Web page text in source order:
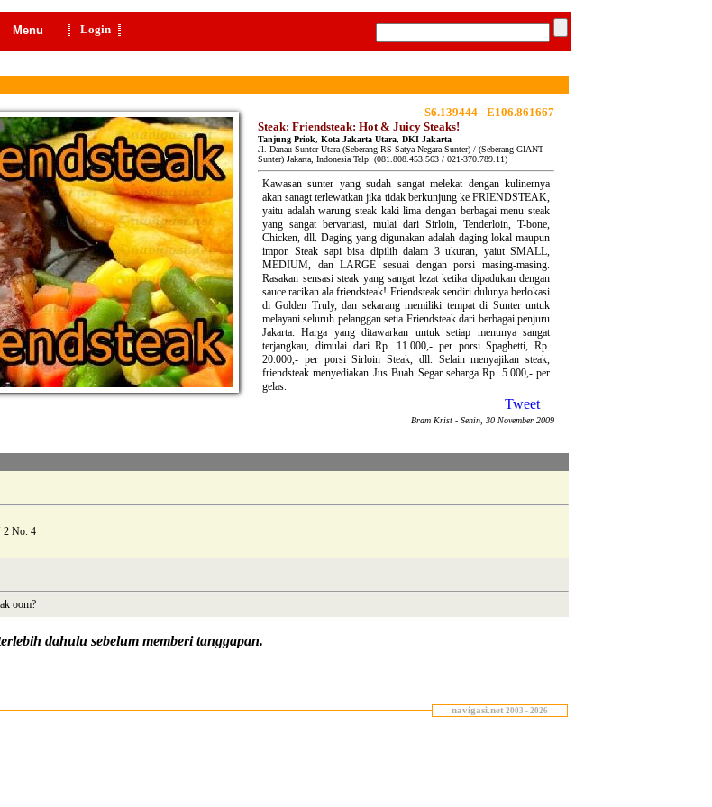
Menu Login
S6.139444 - E106.861667
Steak: Friendsteak: Hot & Juicy Steaks!
Tanjung Priok, Kota Jakarta Utara, DKI Jakarta
Jl. Danau Sunter Utara (Seberang RS Satya Negara Sunter) / (Seberang GIANT
Sunter) Jakarta, Indonesia Telp: (081.808.453.563 / 021-370.789.11)
Kawasan sunter yang sudah sangat melekat dengan kulinernya
akan sanagt terlewatkan jika tidak berkunjung ke FRIENDSTEAK,
yaitu adalah warung steak kaki lima dengan berbagai menu steak
yang sangat bervariasi, mulai dari Sirloin, Tenderloin, T-bone,
Chicken, dll. Daging yang digunakan adalah daging lokal maupun
impor. Steak sapi bisa dipilih dalam 3 ukuran, yaiut SMALL,
MEDIUM, dan LARGE sesuai dengan porsi masing-masing.
Rasakan sensasi steak yang sangat lezat ketika dipadukan dengan
sauce racikan ala friendsteak! Friendsteak sendiri dulunya berlokasi
di Golden Truly, dan sekarang memiliki tempat di Sunter untuk
melayani seluruh pelanggan setia Friendsteak dari berbagai penjuru
Jakarta. Harga yang ditawarkan untuk setiap menunya sangat
terjangkau, dimulai dari Rp. 11.000,- per porsi Spaghetti, Rp.
20.000,- per porsi Sirloin Steak, dll. Selain menyajikan steak,
friendsteak menyediakan Jus Buah Segar seharga Rp. 5.000,- per
gelas.
Tweet
Bram Krist - Senin, 30 November 2009
2 No. 4
oom?
dahulu sebelum memberi tanggapan.
navigasi.net 2003 - 2026